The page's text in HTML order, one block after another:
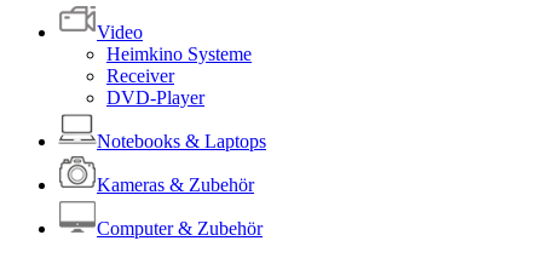
Video
Heimkino Systeme
Receiver
DVD-Player
Notebooks & Laptops
Kameras & Zubehör
Computer & Zubehör